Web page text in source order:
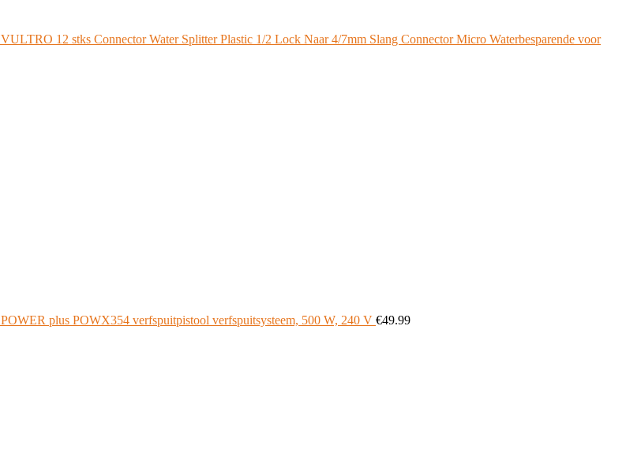
VULTRO 12 stks Connector Water Splitter Plastic 1/2 Lock Naar 4/7mm Slang Connector Micro Waterbesparende voor
POWER plus POWX354 verfspuitpistool verfspuitsysteem, 500 W, 240 V €49.99